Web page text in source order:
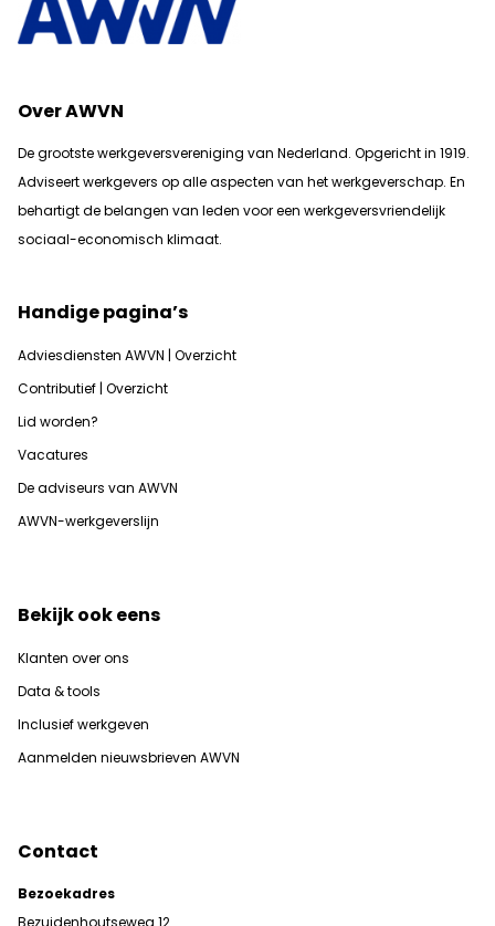
Over AWVN
De grootste werkgeversvereniging van Nederland. Opgericht in 1919.
Adviseert werkgevers op alle aspecten van het werkgeverschap. En
behartigt de belangen van leden voor een werkgeversvriendelijk
sociaal-economisch klimaat.
Handige pagina’s
Adviesdiensten AWVN | Overzicht
Contributief | Overzicht
Lid worden?
Vacatures
De adviseurs van AWVN
AWVN-werkgeverslijn
Bekijk ook eens
Klanten over ons
Data & tools
Inclusief werkgeven
Aanmelden nieuwsbrieven AWVN
Contact
Bezoekadres